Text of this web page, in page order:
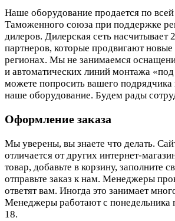
Наше оборудование продается по
Таможенного союза при поддержке
дилеров. Дилерская сеть насчитывает
партнеров, которые продвигают новые
регионах. Мы не занимаемся
и автоматических линий монтажа
можете попросить вашего подрядчика
наше оборудование. Будем рады
Оформление заказа
Мы уверены, вы знаете что делать.
отличается от других интернет-
товар, добавьте в корзину, заполните
отправьте заказ к нам. Менеджеры
ответят вам. Иногда это занимает
Менеджеры работают с понедельника
18.